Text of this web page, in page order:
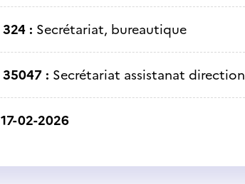
324 : Secrétariat, bureautique
35047 : Secrétariat assistanat direction
17-02-2026